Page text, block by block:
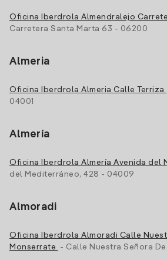
Oficina Iberdrola Almendralejo
Carretera Santa Marta 63 - 06200
Almeria
Oficina Iberdrola Almeria Calle Terriza
04001
Almería
Oficina Iberdrola Almería Avenida del
del Mediterráneo, 428 - 04009
Almoradi
Oficina Iberdrola Almoradi Calle
Monserrate
- Calle Nuestra Señora